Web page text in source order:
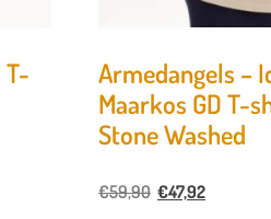
T-
Armedangels –
Maarkos GD T-
Stone Washed
€59,90 €47,92